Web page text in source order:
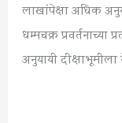
लाखांपेक्षा अधिक
धम्मचक्र
अनुयायी